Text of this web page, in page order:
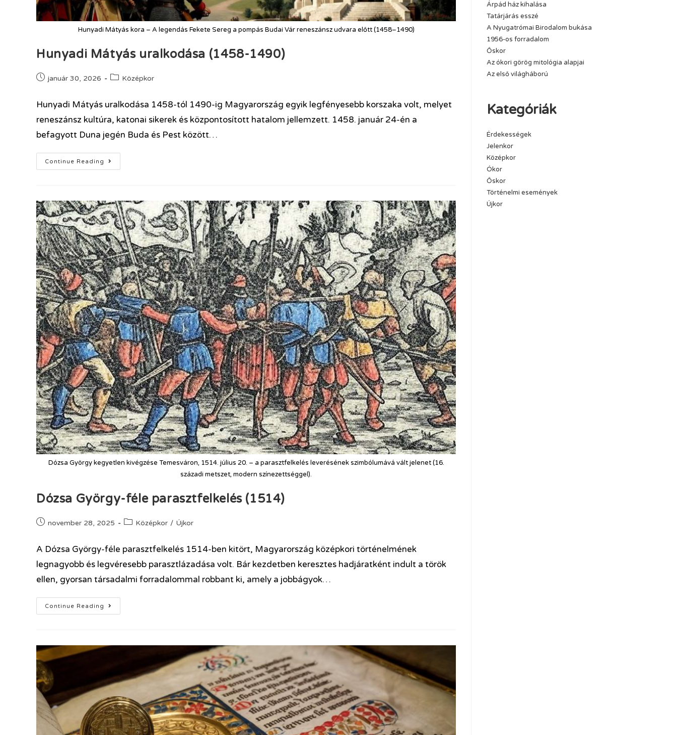
Hunyadi Mátyás kora – A legendás Fekete Sereg a pompás Budai Vár reneszánsz udvara előtt (1458–1490)
Hunyadi Mátyás uralkodása (1458-1490)
január 30, 2026 Középkor
Hunyadi Mátyás uralkodása 1458-tól 1490-ig Magyarország egyik legfényesebb korszaka volt, melyet
reneszánsz kultúra, katonai sikerek és központosított hatalom jellemzett. 1458. január 24-én a
befagyott Duna jegén Buda és Pest között…
Continue Reading
Dózsa György kegyetlen kivégzése Temesváron, 1514. július 20. – a parasztfelkelés leverésének szimbólumává vált jelenet (16.
századi metszet, modern színezettséggel).
Dózsa György-féle parasztfelkelés (1514)
november 28, 2025 Középkor / Újkor
A Dózsa György-féle parasztfelkelés 1514-ben kitört, Magyarország középkori történelmének
legnagyobb és legvéresebb parasztlázadása volt. Bár kezdetben keresztes hadjáratként indult a török
ellen, gyorsan társadalmi forradalommal robbant ki, amely a jobbágyok…
Continue Reading
Árpád ház kihalása
Tatárjárás esszé
A Nyugatrómai Birodalom bukása
1956-os forradalom
Őskor
Az ókori görög mitológia alapjai
Az első világháború
Kategóriák
Érdekességek
Jelenkor
Középkor
Ókor
Őskor
Történelmi események
Újkor